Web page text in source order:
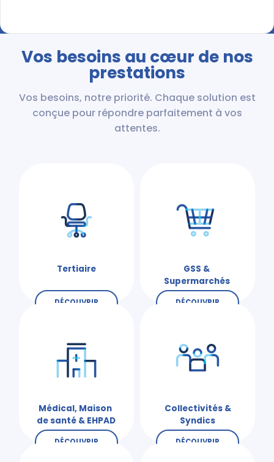
Vos besoins au cœur de nos
prestations
Vos besoins, notre priorité. Chaque solution est
conçue pour répondre parfaitement à vos
attentes.
Tertiaire
DÉCOUVRIR
GSS &
Supermarchés
DÉCOUVRIR
Médical, Maison
de santé & EHPAD
DÉCOUVRIR
Collectivités &
Syndics
DÉCOUVRIR